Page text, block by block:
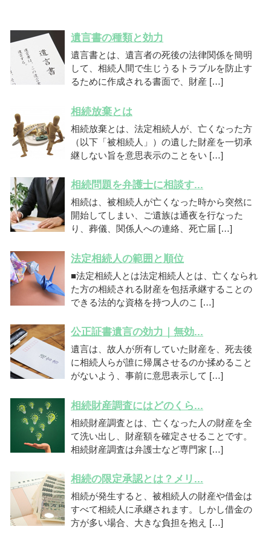
遺言書の種類と効力
遺言書とは、遺言者の死後の法律関係を簡明
して、相続人間で生じうるトラブルを防止す
るために作成される書面で、財産 […]
相続放棄とは
相続放棄とは、法定相続人が、亡くなった方
（以下「被相続人」）の遺した財産を一切承
継しない旨を意思表示のことをい […]
相続問題を弁護士に相談す...
相続は、被相続人が亡くなった時から突然に
開始してしまい、ご遺族は通夜を行なった
り、葬儀、関係人への連絡、死亡届 […]
法定相続人の範囲と順位
■法定相続人とは法定相続人とは、亡くなられ
た方の相続される財産を包括承継することの
できる法的な資格を持つ人のこ […]
公正証書遺言の効力｜無効...
遺言は、故人が所有していた財産を、死去後
に相続人らが誰に帰属させるのか揉めること
がないよう、事前に意思表示して […]
相続財産調査にはどのくら...
相続財産調査とは、亡くなった人の財産を全
て洗い出し、財産額を確定させることです。
相続財産調査は弁護士など専門家 […]
相続の限定承認とは？メリ...
相続が発生すると、被相続人の財産や借金は
すべて相続人に承継されます。しかし借金の
方が多い場合、大きな負担を抱え […]